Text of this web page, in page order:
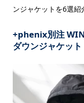
ンジャケットを6選紹
+phenix別注
ダウンジャケット